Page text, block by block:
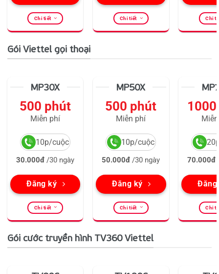
Chi tiết Chi tiết Chi
Gói Viettel gọi thoại
MP30X
500 phút
Miễn phí
10p/cuộc
30.000đ /30 ngày
Đăng ký
Chi tiết
MP50X
500 phút
Miễn phí
10p/cuộc
50.000đ /30 ngày
Đăng ký
Chi tiết
70.000đ
Đăng
Chi
Gói cước truyền hình TV360 Viettel